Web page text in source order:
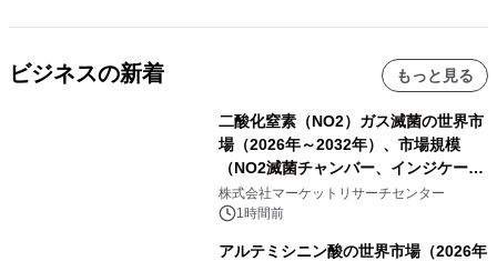
ビジネスの新着 もっと見る
二酸化窒素（NO2）ガス滅菌の世界市
場（2026年～2032年）、市場規模
（NO2滅菌チャンバー、インジケータ
ーおよびモニタリングシステム、その
他）・分析レポートを発表
株式会社マーケットリサーチセンター
1時間前
アルテミシニン酸の世界市場（2026年